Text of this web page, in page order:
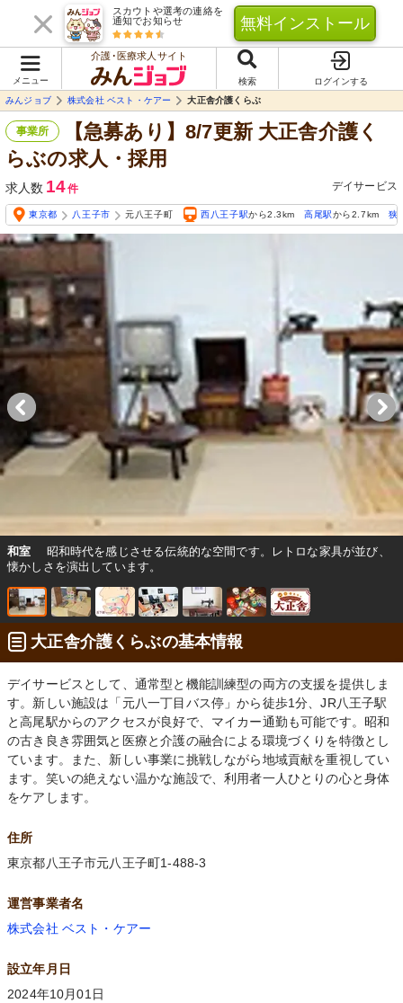
スカウトや選考の連絡を
通知でお知らせ
無料インストール
メニュー
介護･医療求人サイト
検索
ログインする
みんジョブ
株式会社 ベスト・ケアー 大正舎介護くらぶ
事業所
【急募あり】8/7更新 大正舎介護く
らぶの求人・採用
求人数 14件 デイサービス
東京都 八王子市 元八王子町 西八王子駅から2.3km 高尾駅から2.7km 狭
和室
昭和時代を感じさせる伝統的な空間です。レトロな家具が並び、
懐かしさを演出しています。
大正舎介護くらぶの基本情報
デイサービスとして、通常型と機能訓練型の両方の支援を提供しま
す。新しい施設は「元八一丁目バス停」から徒歩1分、JR八王子駅
と高尾駅からのアクセスが良好で、マイカー通勤も可能です。昭和
の古き良き雰囲気と医療と介護の融合による環境づくりを特徴とし
ています。また、新しい事業に挑戦しながら地域貢献を重視してい
ます。笑いの絶えない温かな施設で、利用者一人ひとりの心と身体
をケアします。
住所
東京都八王子市元八王子町1-488-3
運営事業者名
株式会社 ベスト・ケアー
設立年月日
2024年10月01日